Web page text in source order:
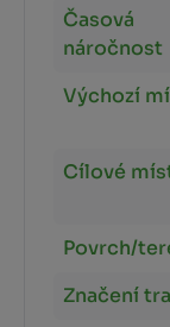
Časová
náročnost
Výchozí
Cílové
Povrch/
Značení